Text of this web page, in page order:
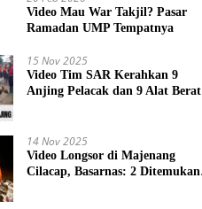
Video Mau War Takjil? Pasar
Ramadan UMP Tempatnya
15 Nov 2025
Video Tim SAR Kerahkan 9
Anjing Pelacak dan 9 Alat Berat
14 Nov 2025
Video Longsor di Majenang
Cilacap, Basarnas: 2 Ditemukan